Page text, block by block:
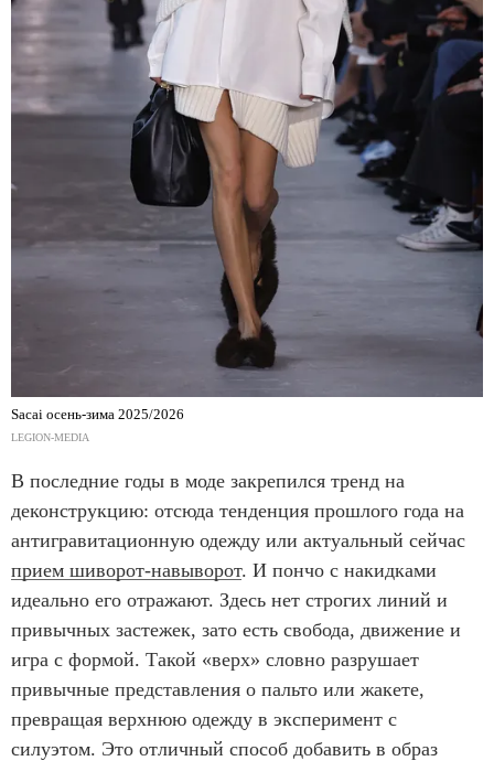
Sacai осень-зима 2025/2026
LEGION-MEDIA
В последние годы в моде закрепился тренд на
деконструкцию: отсюда тенденция прошлого года на
антигравитационную одежду или актуальный сейчас
прием шиворот-навыворот. И пончо с накидками
идеально его отражают. Здесь нет строгих линий и
привычных застежек, зато есть свобода, движение и
игра с формой. Такой «верх» словно разрушает
привычные представления о пальто или жакете,
превращая верхнюю одежду в эксперимент с
силуэтом. Это отличный способ добавить в образ